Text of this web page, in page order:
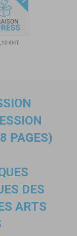
€HT
PAGES)
DES
ARTS